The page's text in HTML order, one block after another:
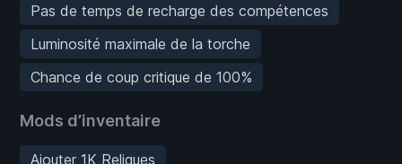
Pas de temps de recharge des compétences
Luminosité maximale de la torche
Chance de coup critique de 100%
Mods d’inventaire
Ajouter 1K Reliques